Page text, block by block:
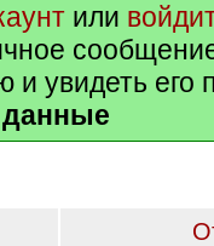
или
и увидеть его
данные